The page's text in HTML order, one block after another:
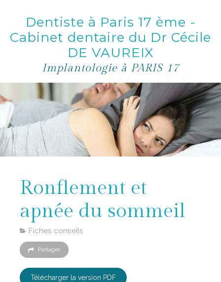
Dentiste à Paris 17 ème -
Cabinet dentaire du Dr Cécile
DE VAUREIX
Implantologie à PARIS 17
Ronflement et
apnée du sommeil
Fiches conseils
Partager
Télécharger la version PDF